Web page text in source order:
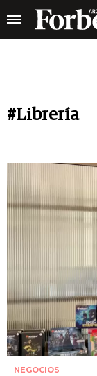
#Librería
NEGOCIOS